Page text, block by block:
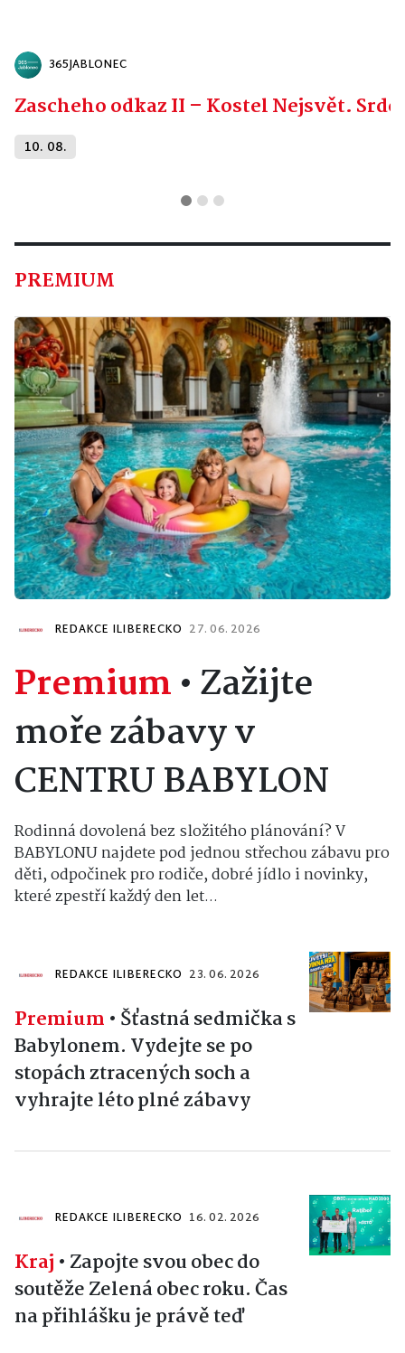
365JABLONEC
Zascheho odkaz II – Kostel Nejsvět.
10. 08.
PREMIUM
REDAKCE ILIBERECKO 27. 06. 2026
Premium•Zažijte
moře zábavy v
CENTRU BABYLON
Rodinná dovolená bez složitého plánování? V
BABYLONU najdete pod jednou střechou zábavu pro
děti, odpočinek pro rodiče, dobré jídlo i novinky,
které zpestří každý den let...
REDAKCE ILIBERECKO 23. 06. 2026
Premium • Šťastná sedmička s
Babylonem. Vydejte se po
stopách ztracených soch a
vyhrajte léto plné zábavy
REDAKCE ILIBERECKO 16. 02. 2026
Kraj • Zapojte svou obec do
soutěže Zelená obec roku. Čas
na přihlášku je právě teď